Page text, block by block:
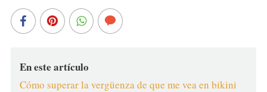
En este artículo
Cómo superar la vergüenza de que me vea en bikini